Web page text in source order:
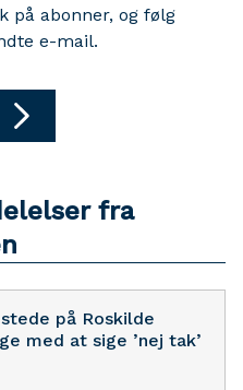
på abonner, og følg
e-mail.
fra
på Roskilde
med at sige ’nej tak’